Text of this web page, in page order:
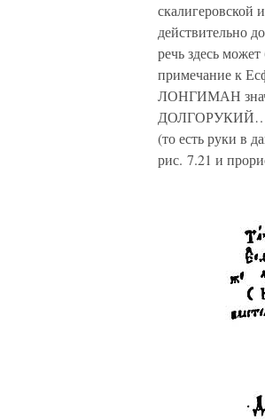
скалигеровской
действительно
речь здесь
примечание к
ЛОНГИМАН
ДОЛГОРУКИЙ…
(то есть руки в
рис. 7.21 и